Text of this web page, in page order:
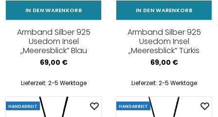
IN DEN WARENKORB
Armband Silber 925
Usedom Insel
„Meeresblick” Blau
69,00 €
Lieferzeit: 2-5 Werktage
IN DEN WARENKORB
Armband Silber 925
Usedom Insel
„Meeresblick” Türkis
69,00 €
Lieferzeit: 2-5 Werktage
HANDARBEIT HANDARBEIT